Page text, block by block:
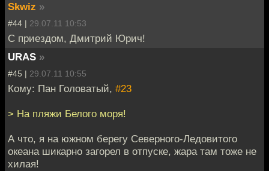
Skwiz »
#44 | 29.07.11 10:53
С приездом, Дмитрий Юрич!
URAS »
#45 | 29.07.11 10:55
Кому: Пан Головатый, #23
> На пляжи Белого моря!
А что, я на южном берегу Северного-Ледовитого
океана шикарно загорел в отпуске, жара там тоже не
хилая!